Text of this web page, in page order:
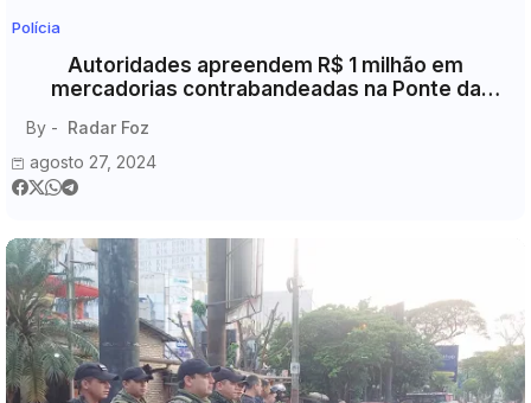
Polícia
Autoridades apreendem R$ 1 milhão em
mercadorias contrabandeadas na Ponte da
By - Radar Foz
agosto 27, 2024